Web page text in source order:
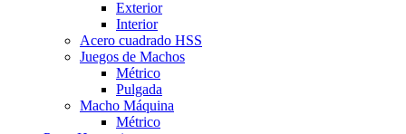
Exterior
Interior
Acero cuadrado HSS
Juegos de Machos
Métrico
Pulgada
Macho Máquina
Métrico